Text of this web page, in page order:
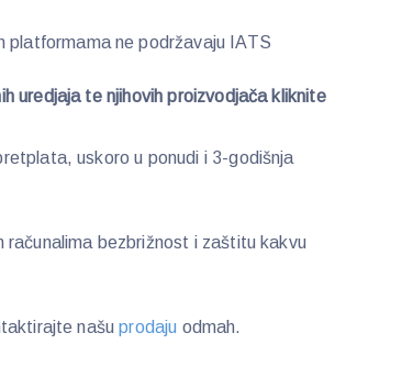
platformama ne podržavaju IATS
uredjaja te njihovih proizvodjača kliknite
uskoro u ponudi i 3-godišnja
računalima bezbrižnost i zaštitu kakvu
našuprodaju odmah.